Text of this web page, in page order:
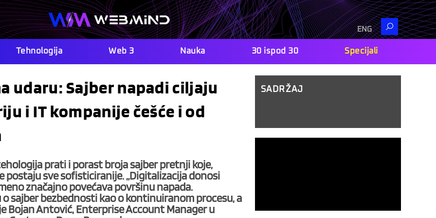
ENG
Search
Tehnologija Web 3 Nauka 30 ispod 30 Specijali
udaru: Sajber napadi ciljaju
i IT kompanije češće i od
prati i porast broja sajber pretnji koje,
sve sofisticiranije. „Digitalizacija donosi
značajno povećava površinu napada.
sajber bezbednosti kao o kontinuiranom procesu, a
Bojan Antović, Enterprise Account Manager u
SADRŽAJ